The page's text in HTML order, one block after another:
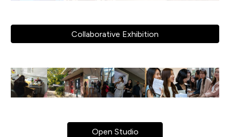
Collaborative Exhibition
Open Studio